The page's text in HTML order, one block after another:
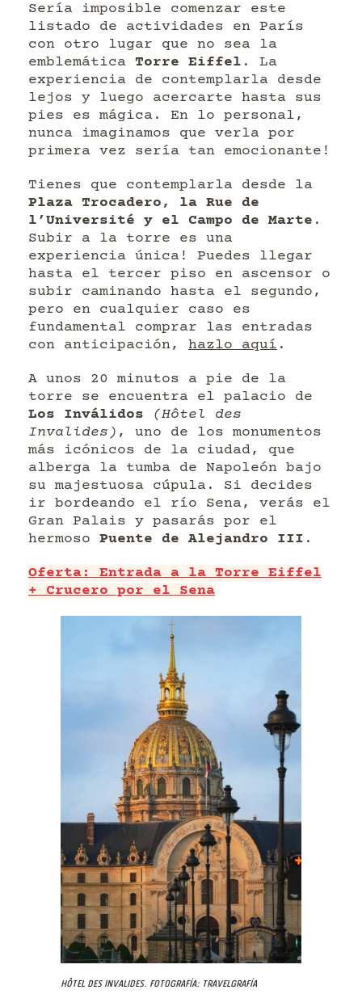
Sería imposible comenzar este
listado de actividades en París
con otro lugar que no sea la
emblemática Torre Eiffel . La
experiencia de contemplarla desde
lejos y luego acercarte hasta sus
pies es mágica. En lo personal,
nunca imaginamos que verla por
primera vez sería tan emocionante!
Tienes que contemplarla desde la
Plaza Trocadero, la Rue de
l’Université y el Campo de Marte .
Subir a la torre es una
experiencia única! Puedes llegar
hasta el tercer piso en ascensor o
subir caminando hasta el segundo,
pero en cualquier caso es
fundamental comprar las entradas
con anticipación, hazlo aquí .
A unos 20 minutos a pie de la
torre se encuentra el palacio de
Los Inválidos
(Hôtel des
Invalides) , uno de los monumentos
más icónicos de la ciudad, que
alberga la tumba de Napoleón bajo
su majestuosa cúpula. Si decides
ir bordeando el río Sena, verás el
Gran Palais y pasarás por el
hermoso Puente de Alejandro III .
Oferta: Entrada a la Torre Eiffel
+ Crucero por el Sena
Hôtel des Invalides. Fotografía: Travelgrafía